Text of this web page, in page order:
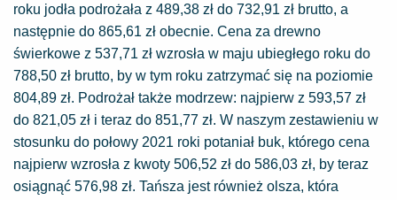
roku jodła podrożała z 489,38 zł do 732,91 zł brutto, a
następnie do 865,61 zł obecnie. Cena za drewno
świerkowe z 537,71 zł wzrosła w maju ubiegłego roku do
788,50 zł brutto, by w tym roku zatrzymać się na poziomie
804,89 zł. Podrożał także modrzew: najpierw z 593,57 zł
do 821,05 zł i teraz do 851,77 zł. W naszym zestawieniu w
stosunku do połowy 2021 roki potaniał buk, którego cena
najpierw wzrosła z kwoty 506,52 zł do 586,03 zł, by teraz
osiągnąć 576,98 zł. Tańsza jest również olsza, która